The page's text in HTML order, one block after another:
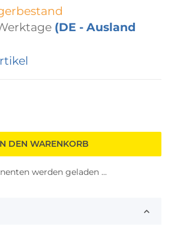
(DE - Ausland
DEN WARENKORB
werden geladen ...